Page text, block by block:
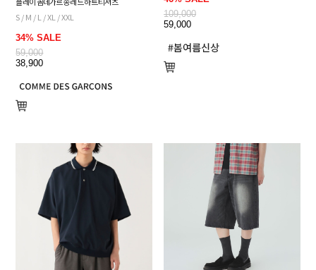
S / M / L / XL / XXL
34% SALE
59,000
38,900
109,000
59,000